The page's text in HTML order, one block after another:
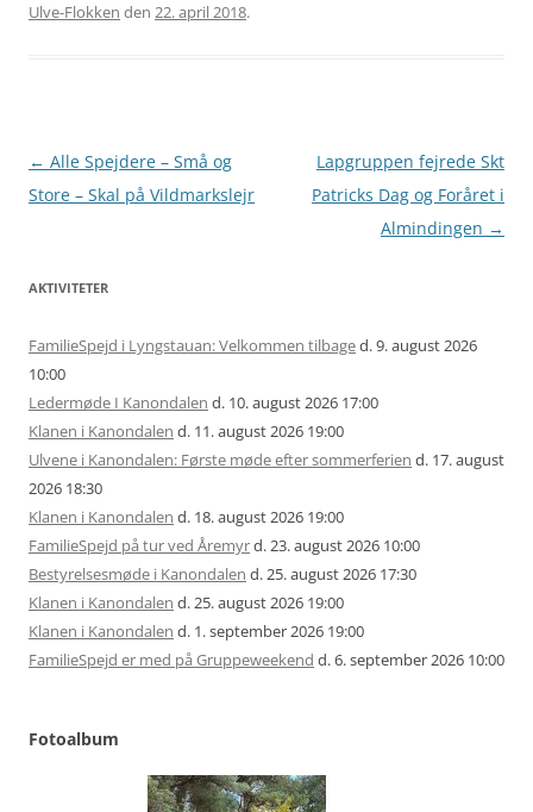
Ulve-Flokken den 22. april 2018.
Artikel
navigation
← Alle Spejdere – Små og
Store – Skal på Vildmarkslejr
Lapgruppen fejrede Skt
Patricks Dag og Foråret i
Almindingen →
AKTIVITETER
FamilieSpejd i Lyngstauan: Velkommen tilbaged. 9. august 2026
10:00
Ledermøde I Kanondalen d. 10. august 2026 17:00
Klanen i Kanondalen d. 11. august 2026 19:00
Ulvene i Kanondalen: Første møde efter sommerferien d. 17. august
2026 18:30
Klanen i Kanondalen d. 18. august 2026 19:00
FamilieSpejd på tur ved Åremyrd. 23. august 2026 10:00
Bestyrelsesmøde i Kanondalen d. 25. august 2026 17:30
Klanen i Kanondalen d. 25. august 2026 19:00
Klanen i Kanondalen d. 1. september 2026 19:00
FamilieSpejd er med på Gruppeweekend d. 6. september 2026 10:00
Fotoalbum